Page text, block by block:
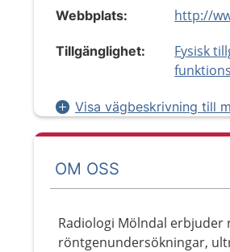
Webbplats:
Tillgänglighet:
Fysisk
Visa vägbeskrivning till
OM OSS
Radiologi Mölndal
röntgenundersökningar,